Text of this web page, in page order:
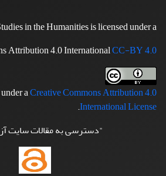
in the Humanities is licensed under a
Attribution 4.0 InternationalCC-BY 4.0
aCreative Commons Attribution 4.0
International License
.
"دسترسی به مقالات سایت